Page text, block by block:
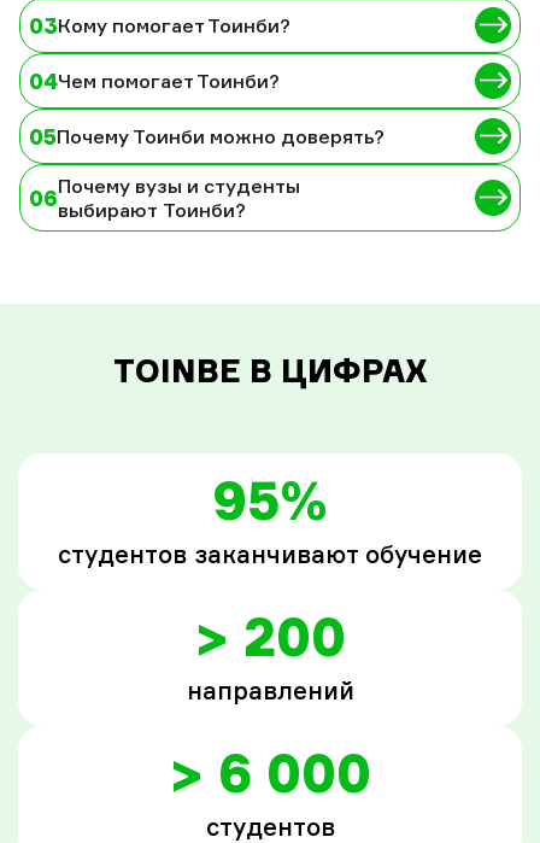
03Кому помогает Тоинби?
04Чем помогает Тоинби?
05Почему Тоинби можно доверять?
06Почему вузы и студенты
выбирают Тоинби?
TOINBE В ЦИФРАХ
95%
студентов заканчивают обучение
> 200
направлений
> 6 000
студентов